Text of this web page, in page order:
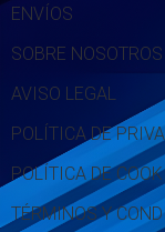
ENVÍOS
SOBRE NOSOTROS
AVISO LEGAL
POLÍTICA DE
POLÍTICA DE
TÉRMINOS Y